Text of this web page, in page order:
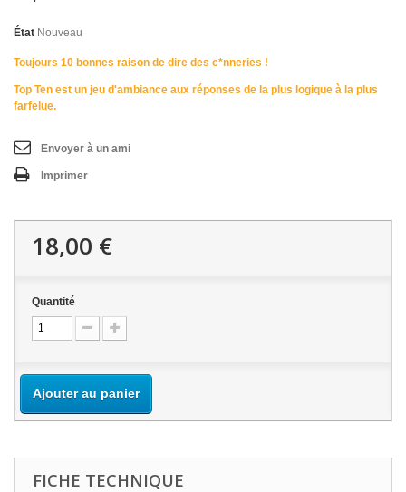
État Nouveau
Toujours 10 bonnes raison de dire des c*nneries !
Top Ten est un jeu d'ambiance aux réponses de la plus logique à la plus
farfelue.
Envoyer à un ami
Imprimer
18,00 €
Quantité
Ajouter au panier
FICHE TECHNIQUE